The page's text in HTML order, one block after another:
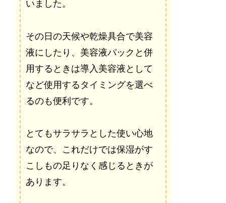
いました。
その日の天候や乾燥具合で美容
液にしたり、美容液パックと併
用するときは導入美容液として
など使用するタイミングを選べ
るのも便利です。
とてもサラサラとした使い心地
なので、これだけでは保湿がす
こしもの足りなく感じるときが
あります。